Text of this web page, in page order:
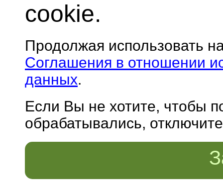
cookie.
Продолжая использовать
Соглашения в отношении
данных.
Если Вы не хотите, чтобы
обрабатывались,